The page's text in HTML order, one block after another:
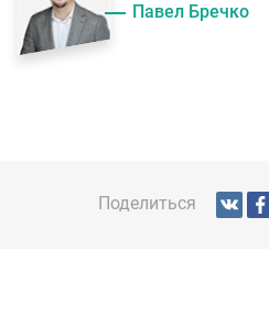
Павел Бречко
Поделиться